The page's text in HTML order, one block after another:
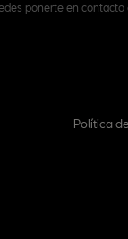
ponerte en contacto
Política